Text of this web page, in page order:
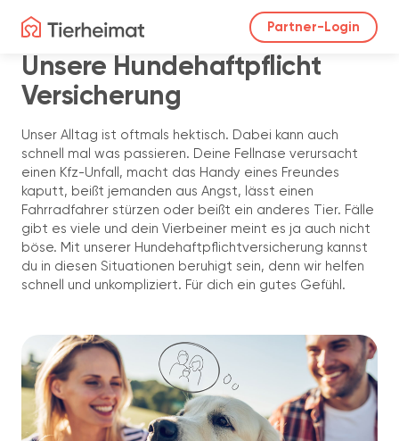
Partner-Login
Unsere Hundehaftpflicht
Versicherung
Unser Alltag ist oftmals hektisch. Dabei kann auch
schnell mal was passieren. Deine Fellnase verursacht
einen Kfz-Unfall, macht das Handy eines Freundes
kaputt, beißt jemanden aus Angst, lässt einen
Fahrradfahrer stürzen oder beißt ein anderes Tier. Fälle
gibt es viele und dein Vierbeiner meint es ja auch nicht
böse. Mit unserer Hundehaftpflichtversicherung kannst
du in diesen Situationen beruhigt sein, denn wir helfen
schnell und unkompliziert. Für dich ein gutes Gefühl.